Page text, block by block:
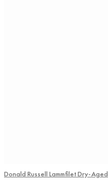
Donald Russell Lammfilet Dry-Aged